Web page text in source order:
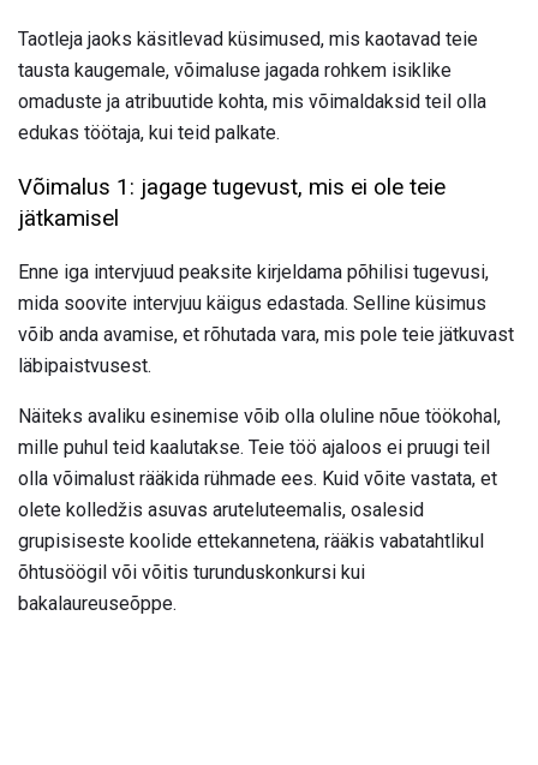
Taotleja jaoks käsitlevad küsimused, mis kaotavad teie
tausta kaugemale, võimaluse jagada rohkem isiklike
omaduste ja atribuutide kohta, mis võimaldaksid teil olla
edukas töötaja, kui teid palkate.
Võimalus 1: jagage tugevust, mis ei ole teie
jätkamisel
Enne iga intervjuud peaksite kirjeldama põhilisi tugevusi,
mida soovite intervjuu käigus edastada. Selline küsimus
võib anda avamise, et rõhutada vara, mis pole teie jätkuvast
läbipaistvusest.
Näiteks avaliku esinemise võib olla oluline nõue töökohal,
mille puhul teid kaalutakse. Teie töö ajaloos ei pruugi teil
olla võimalust rääkida rühmade ees. Kuid võite vastata, et
olete kolledžis asuvas aruteluteemalis, osalesid
grupisiseste koolide ettekannetena, rääkis vabatahtlikul
õhtusöögil või võitis turunduskonkursi kui
bakalaureuseõppe.